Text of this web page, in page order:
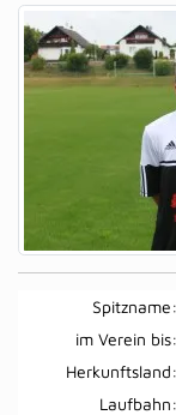
Spitzname:
im Verein bis:
Herkunftsland:
Laufbahn: